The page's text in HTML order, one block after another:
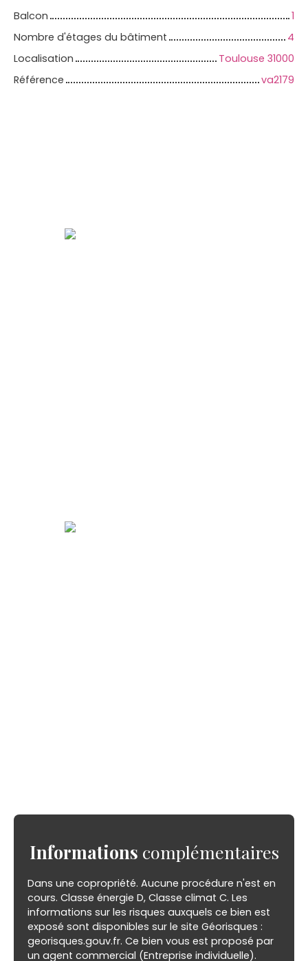
Balcon
1
Nombre d'étages du bâtiment
4
Localisation
Toulouse 31000
Référence
va2179
Informations complémentaires
Dans une copropriété. Aucune procédure n'est en
cours. Classe énergie D, Classe climat C. Les
informations sur les risques auxquels ce bien est
exposé sont disponibles sur le site Géorisques :
georisques.gouv.fr. Ce bien vous est proposé par
un agent commercial (Entreprise individuelle).